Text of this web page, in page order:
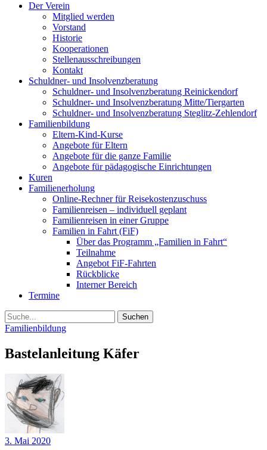
Der Verein
Mitglied werden
Vorstand
Historie
Kooperationen
Stellenausschreibungen
Kontakt
Schuldner- und Insolvenzberatung
Schuldner- und Insolvenzberatung Reinickendorf
Schuldner- und Insolvenzberatung Mitte/Tiergarten
Schuldner- und Insolvenzberatung Steglitz-Zehlendorf
Familienbildung
Eltern-Kind-Kurse
Angebote für Eltern
Angebote für die ganze Familie
Angebote für pädagogische Einrichtungen
Kuren
Familienerholung
Online-Rechner für Reisekostenzuschuss
Familienreisen – individuell geplant
Familienreisen in einer Gruppe
Familien in Fahrt (FiF)
Über das Programm „Familien in Fahrt“
Teilnahme
Angebot FiF-Fahrten
Rückblicke
Interner Bereich
Termine
Suche
Familienbildung
Bastelanleitung Käfer
3. Mai 2020